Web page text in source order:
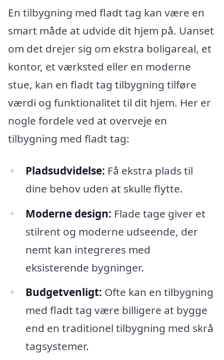
En tilbygning med fladt tag kan være en
smart måde at udvide dit hjem på. Uanset
om det drejer sig om ekstra boligareal, et
kontor, et værksted eller en moderne
stue, kan en fladt tag tilbygning tilføre
værdi og funktionalitet til dit hjem. Her er
nogle fordele ved at overveje en
tilbygning med fladt tag:
Pladsudvidelse: Få ekstra plads til
dine behov uden at skulle flytte.
Moderne design: Flade tage giver et
stilrent og moderne udseende, der
nemt kan integreres med
eksisterende bygninger.
Budgetvenligt: Ofte kan en tilbygning
med fladt tag være billigere at bygge
end en traditionel tilbygning med skrå
tagsystemer.